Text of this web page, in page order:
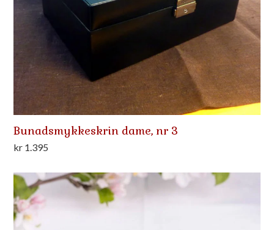
Bunadsmykkeskrin dame, nr 3
kr 1.395